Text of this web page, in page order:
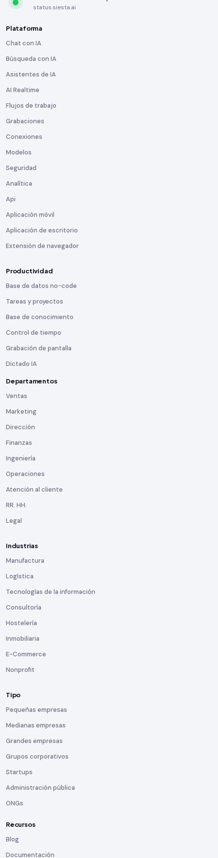
status.siesta.ai
Plataforma
Chat con IA
Búsqueda con IA
Asistentes de IA
AI Realtime
Flujos de trabajo
Grabaciones
Conexiones
Modelos
Seguridad
Analítica
Api
Aplicación móvil
Aplicación de escritorio
Extensión de navegador
Productividad
Base de datos no-code
Tareas y proyectos
Base de conocimiento
Control de tiempo
Grabación de pantalla
Dictado IA
Departamentos
Ventas
Marketing
Dirección
Finanzas
Ingeniería
Operaciones
Atención al cliente
RR. HH.
Legal
Industrias
Manufactura
Logística
Tecnologías de la información
Consultoría
Hostelería
Inmobiliaria
E-Commerce
Nonprofit
Tipo
Pequeñas empresas
Medianas empresas
Grandes empresas
Grupos corporativos
Startups
Administración pública
ONGs
Recursos
Blog
Documentación